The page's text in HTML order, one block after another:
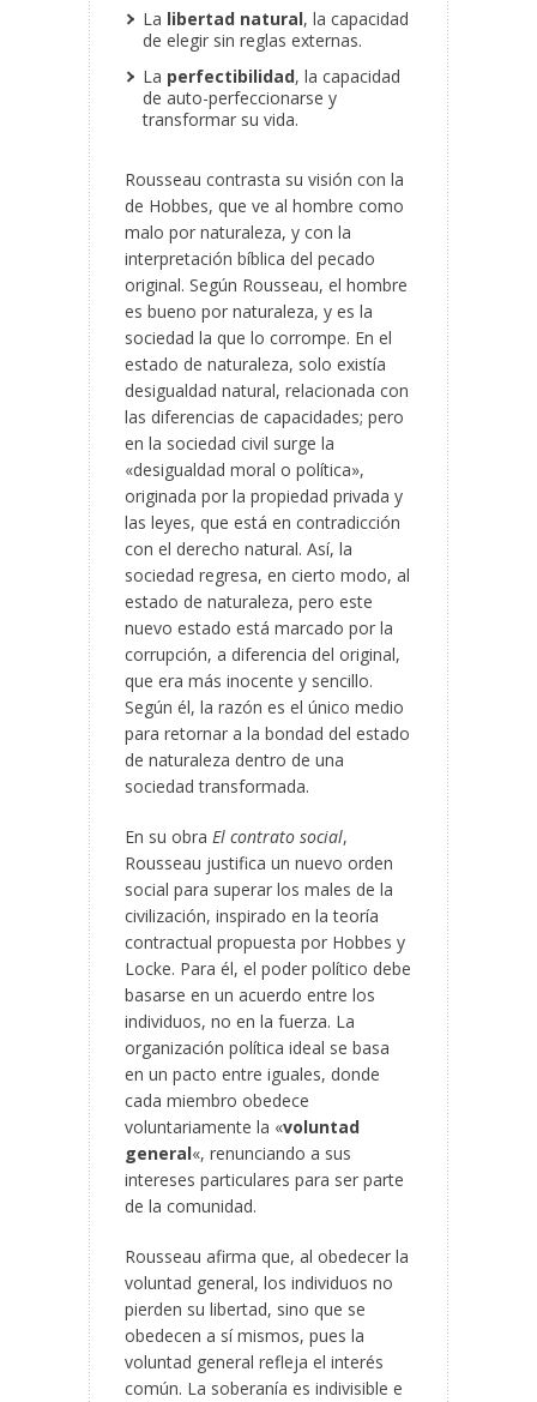
La libertad natural, la capacidad
de elegir sin reglas externas.
La perfectibilidad, la capacidad
de auto-perfeccionarse y
transformar su vida.
Rousseau contrasta su visión con la
de Hobbes, que ve al hombre como
malo por naturaleza, y con la
interpretación bíblica del pecado
original. Según Rousseau, el hombre
es bueno por naturaleza, y es la
sociedad la que lo corrompe. En el
estado de naturaleza, solo existía
desigualdad natural, relacionada con
las diferencias de capacidades; pero
en la sociedad civil surge la
«desigualdad moral o política»,
originada por la propiedad privada y
las leyes, que está en contradicción
con el derecho natural. Así, la
sociedad regresa, en cierto modo, al
estado de naturaleza, pero este
nuevo estado está marcado por la
corrupción, a diferencia del original,
que era más inocente y sencillo.
Según él, la razón es el único medio
para retornar a la bondad del estado
de naturaleza dentro de una
sociedad transformada.
En su obra El contrato social,
Rousseau justifica un nuevo orden
social para superar los males de la
civilización, inspirado en la teoría
contractual propuesta por Hobbes y
Locke. Para él, el poder político debe
basarse en un acuerdo entre los
individuos, no en la fuerza. La
organización política ideal se basa
en un pacto entre iguales, donde
cada miembro obedece
voluntariamente la «voluntad
general«, renunciando a sus
intereses particulares para ser parte
de la comunidad.
Rousseau afirma que, al obedecer la
voluntad general, los individuos no
pierden su libertad, sino que se
obedecen a sí mismos, pues la
voluntad general refleja el interés
común. La soberanía es indivisible e